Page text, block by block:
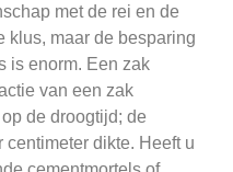
met de rei en de
klus, maar de besparing
is enorm. Een zak
van een zak
de droogtijd; de
dikte. Heeft u